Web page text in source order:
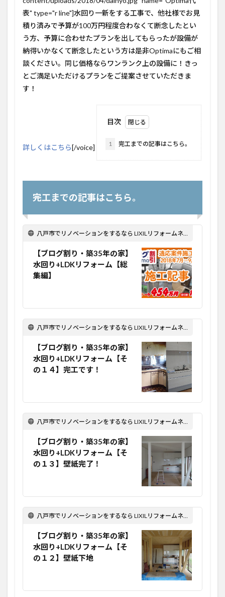
表" type="r line"]水回り一新をする工事で、他社様でお見
積り済みで予算が100万円程度合わなくて断念したとい
う方、予算に合わせたプランを出してもらったが設備が
納得いかなくて断念したという方は是非Optimaにもご相
談ください。同じ価格ならワンランク上の設備に！きっ
とご満足いただけるプランをご提案させていただきま
す！
詳しくはこちら[/voice]
目次
1 完工までの記事はこちら。
完工までの記事はこちら。
八戸市でリノベーションをするなら LIXILリフォームネット Optima Reform！
【ブログ割り・築35年の家】
水回り+LDKリフォーム【総
集編】
八戸市でリノベーションをするなら LIXILリフォームネット Optima Reform！
【ブログ割り・築35年の家】
水回り+LDKリフォーム【そ
の１４】完工です！
八戸市でリノベーションをするなら LIXILリフォームネット Optima Reform！
【ブログ割り・築35年の家】
水回り+LDKリフォーム【そ
の１３】壁紙完了！
八戸市でリノベーションをするなら LIXILリフォームネット Optima Reform！
【ブログ割り・築35年の家】
水回り+LDKリフォーム【そ
の１２】壁紙下地